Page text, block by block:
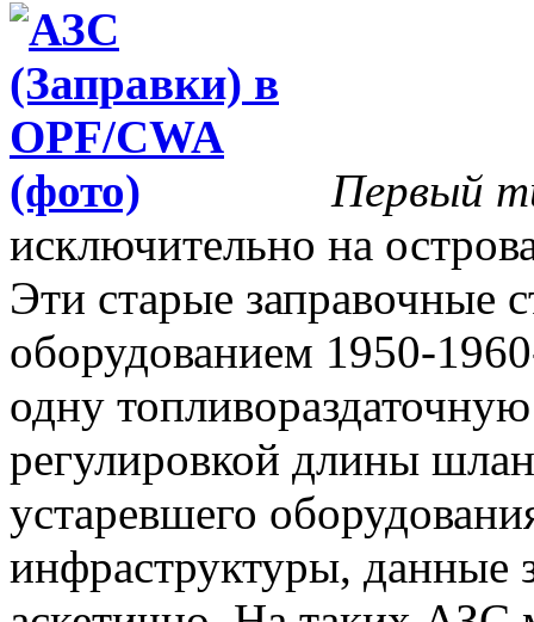
Первый
исключительно на
Эти старые заправочные
оборудованием 1950-
одну
регулировкой длины
устаревшего
инфраструктуры, данные